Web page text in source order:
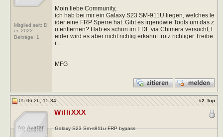
Mitglied seit: D
ec 2022
Beiträge: 1
Moin liebe Community,
ich hab bei mir ein Galaxy S23 SM-911U liegen, welches le
ider eine FRP Sperre hat. Gibt es irgendwie Tools um das z
u entfernen? Hab es schon im EDL via Chimera versucht, l
eider wird es aber nicht richtig erkannt trotz richtiger Treibe
r...
MFG
05.06.26, 15:34 #2 Top
WilliXXX
Galaxy S23 Sm-s911u FRP bypass